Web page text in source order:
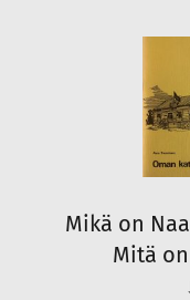
Mikä on
Mitä